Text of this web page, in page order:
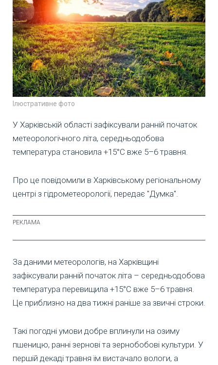
Ілюстративне фото
У Харківській області зафіксували ранній початок
метеорологічного літа, середньодобова
температура становила +15°C вже 5–6 травня.
Про це повідомили в Харківському регіональному
центрі з гідрометеорології, передає "Думка".
За даними метеорологів, на Харківщині
зафіксували ранній початок літа – середньодобова
температура перевищила +15°C вже 5–6 травня.
Це приблизно на два тижні раніше за звичні строки.
Такі погодні умови добре вплинули на озиму
пшеницю, ранні зернові та зернобобові культури. У
першій декаді травня їм вистачало вологи, а